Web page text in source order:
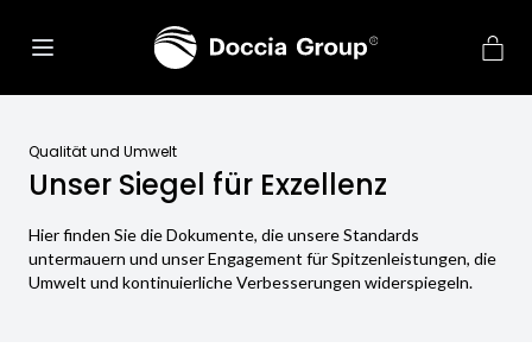
Qualität und Umwelt
Unser Siegel für Exzellenz
Hier finden Sie die Dokumente, die unsere Standards
untermauern und unser Engagement für Spitzenleistungen, die
Umwelt und kontinuierliche Verbesserungen widerspiegeln.